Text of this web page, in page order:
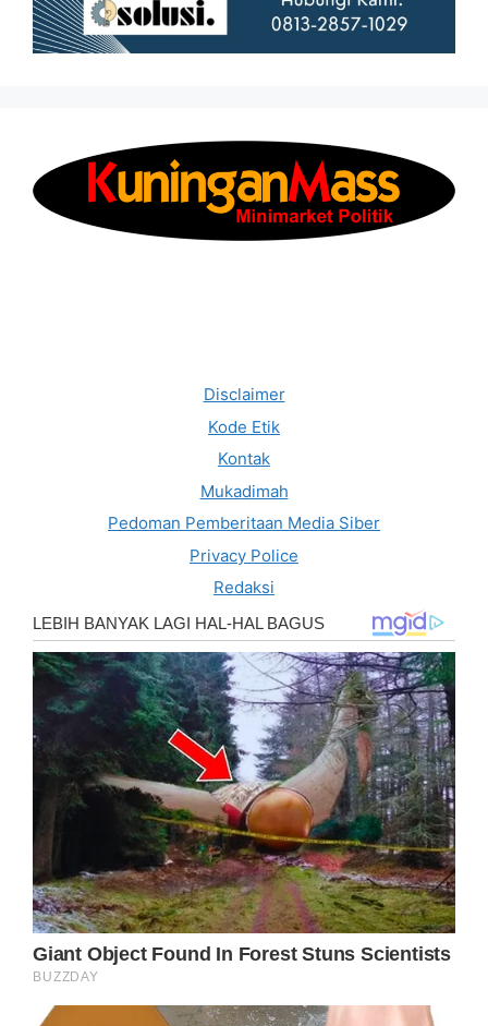
Disclaimer
Kode Etik
Kontak
Mukadimah
Pedoman Pemberitaan Media Siber
Privacy Police
Redaksi